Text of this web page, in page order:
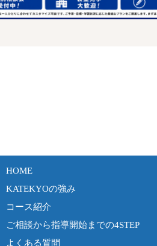
HOME
KATEKYOの強み
コース紹介
ご相談から指導開始までの4STEP
よくある質問